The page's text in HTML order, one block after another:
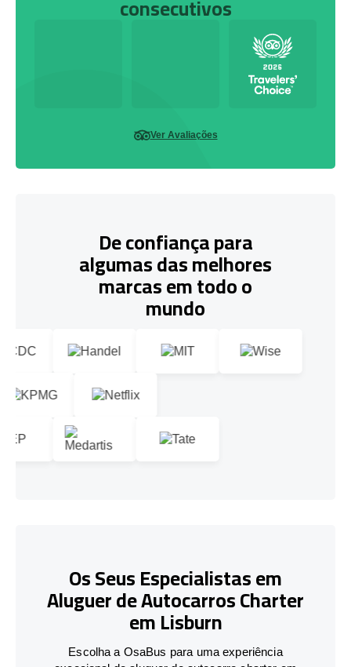
consecutivos
Ver Avaliações
De confiança para
algumas das melhores
marcas em todo o
mundo
Os Seus Especialistas em
Aluguer de Autocarros Charter
em Lisburn
Escolha a OsaBus para uma experiência